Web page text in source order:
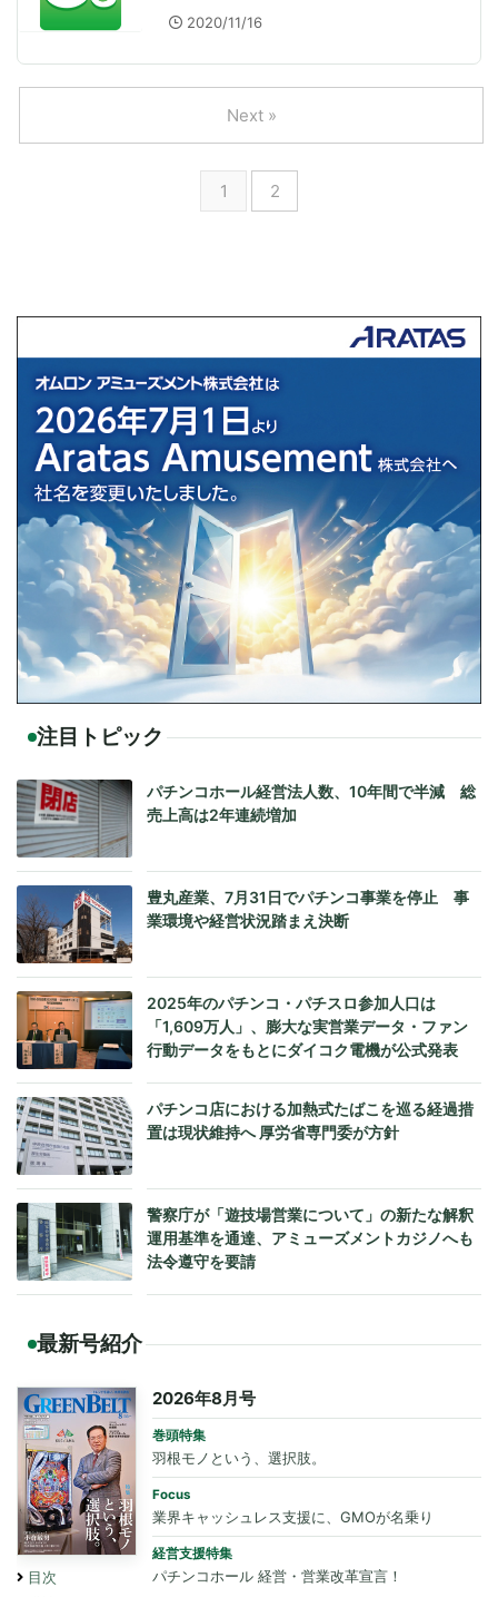
2020/11/16
1 2
Next »
注目トピック
パチンコホール経営法人数、10年間で半減 総
売上高は2年連続増加
豊丸産業、7月31日でパチンコ事業を停止 事
業環境や経営状況踏まえ決断
2025年のパチンコ・パチスロ参加人口は
「1,609万人」、膨大な実営業データ・ファン
行動データをもとにダイコク電機が公式発表
パチンコ店における加熱式たばこを巡る経過措
置は現状維持へ 厚労省専門委が方針
警察庁が「遊技場営業について」の新たな解釈
運用基準を通達、アミューズメントカジノへも
法令遵守を要請
最新号紹介
目次
2026年8月号
巻頭特集
羽根モノという、選択肢。
Focus
業界キャッシュレス支援に、GMOが名乗り
経営支援特集
パチンコホール 経営・営業改革宣言！